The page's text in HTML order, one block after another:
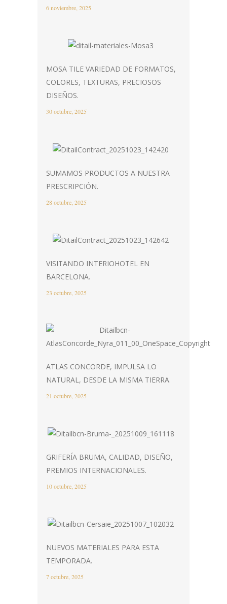
6 noviembre, 2025
MOSA TILE VARIEDAD DE FORMATOS,
COLORES, TEXTURAS, PRECIOSOS
DISEÑOS.
30 octubre, 2025
SUMAMOS PRODUCTOS A NUESTRA
PRESCRIPCIÓN.
28 octubre, 2025
VISITANDO INTERIOHOTEL EN
BARCELONA.
23 octubre, 2025
ATLAS CONCORDE, IMPULSA LO
NATURAL, DESDE LA MISMA TIERRA.
21 octubre, 2025
GRIFERÍA BRUMA, CALIDAD, DISEÑO,
PREMIOS INTERNACIONALES.
10 octubre, 2025
NUEVOS MATERIALES PARA ESTA
TEMPORADA.
7 octubre, 2025